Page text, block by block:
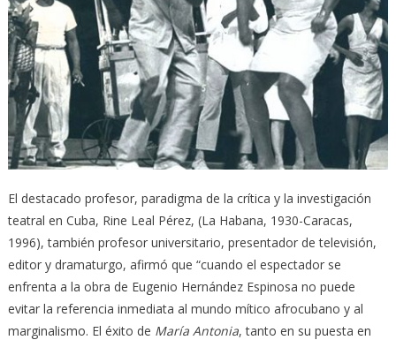
El destacado profesor, paradigma de la crítica y la investigación
teatral en Cuba, Rine Leal Pérez, (La Habana, 1930-Caracas,
1996), también profesor universitario, presentador de televisión,
editor y dramaturgo, afirmó que “cuando el espectador se
enfrenta a la obra de Eugenio Hernández Espinosa no puede
evitar la referencia inmediata al mundo mítico afrocubano y al
marginalismo. El éxito de María Antonia, tanto en su puesta en